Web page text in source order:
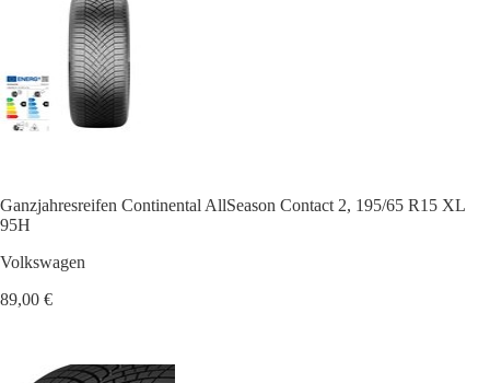
Ganzjahresreifen Continental AllSeason Contact 2, 195/65 R15 XL
95H
Volkswagen
89,00 €